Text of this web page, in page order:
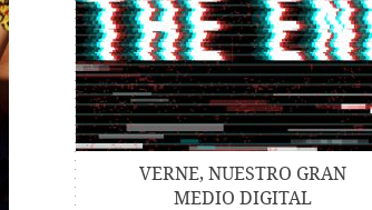
VERNE, NUESTRO GRAN
MEDIO DIGITAL